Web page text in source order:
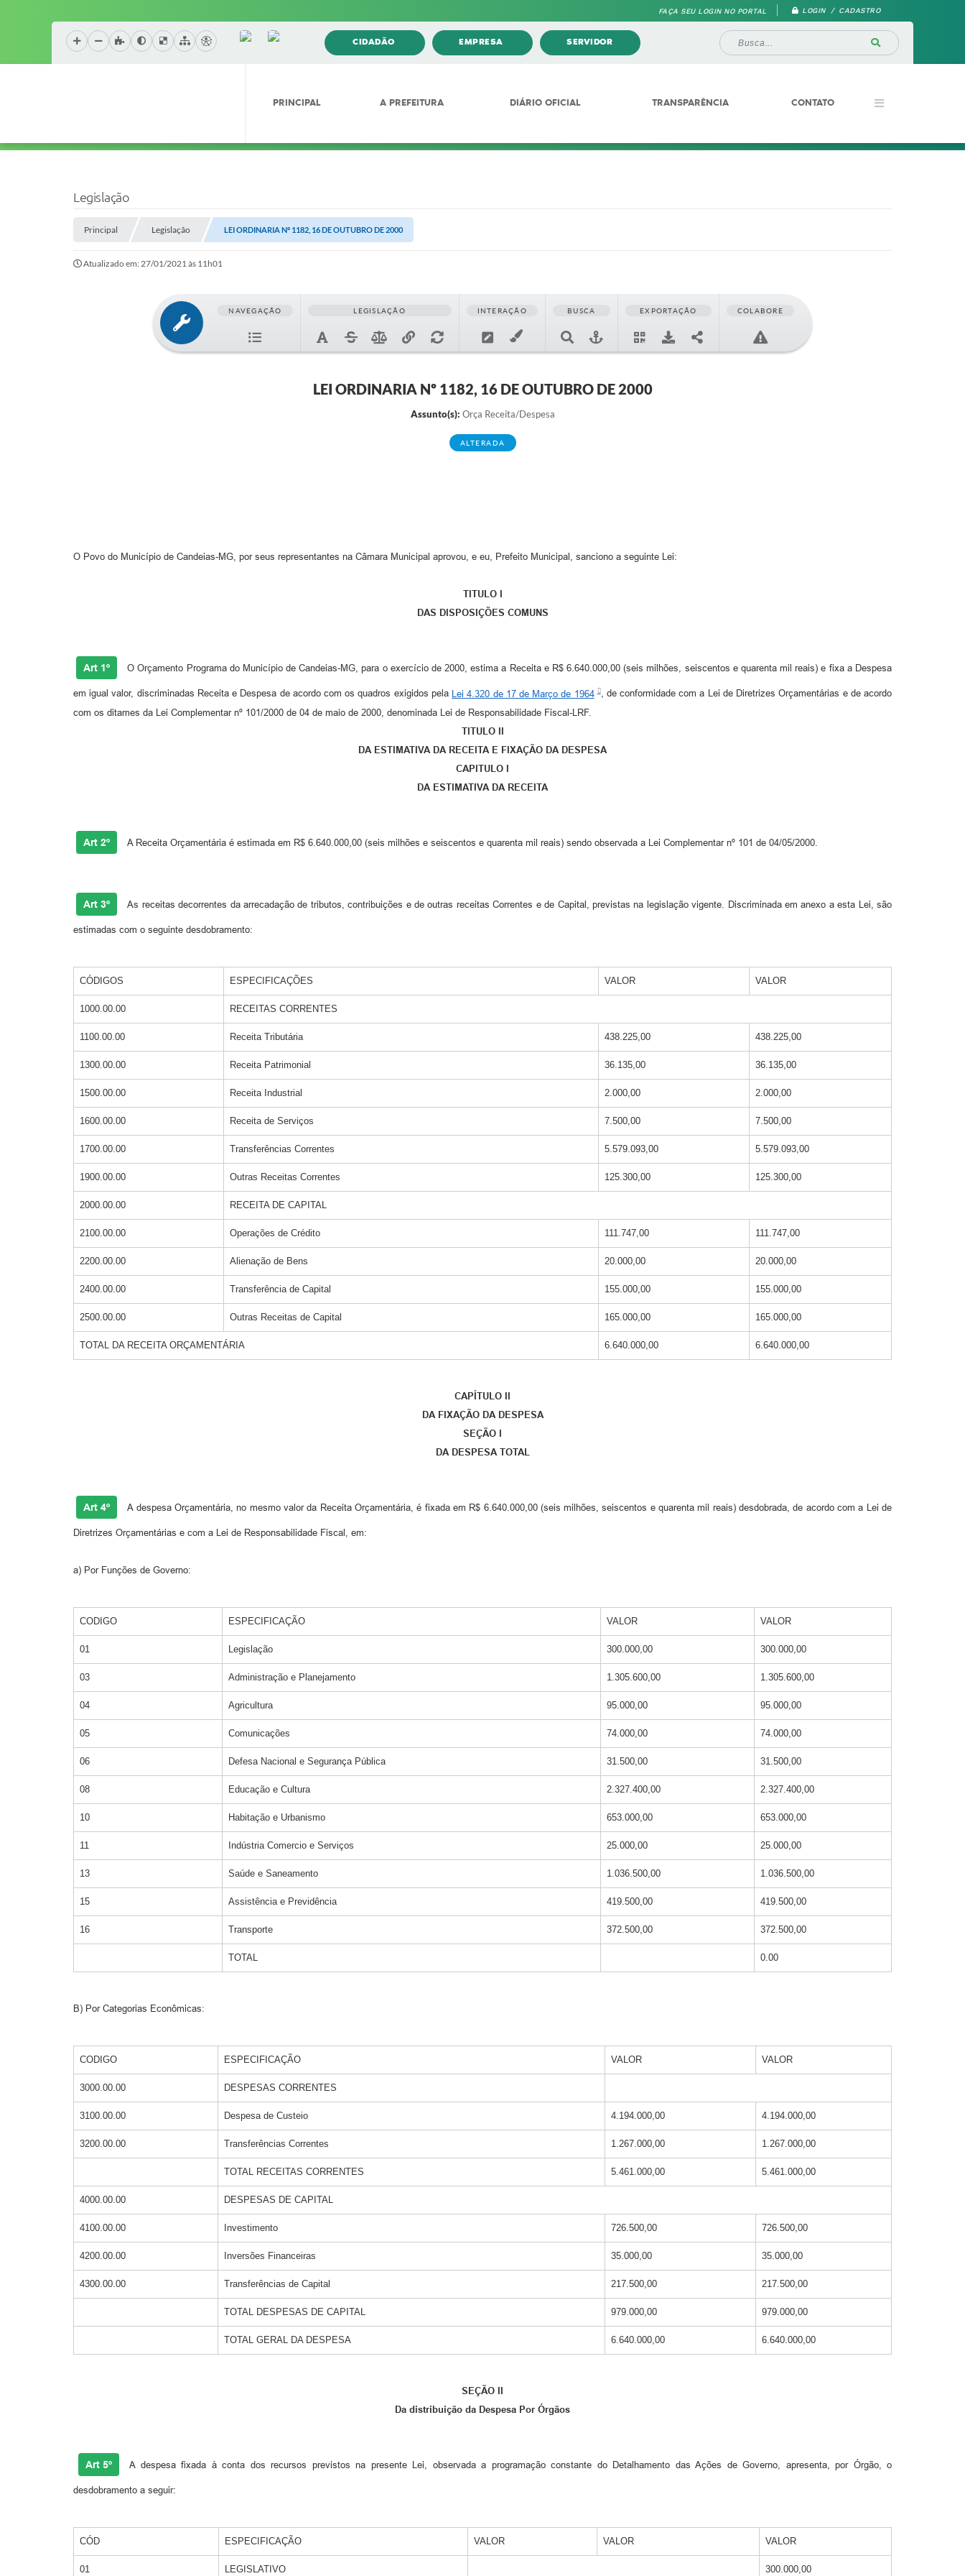
FAÇA SEU LOGIN NO PORTAL LOGIN / CADASTRO
CIDADÃO EMPRESA SERVIDOR
PRINCIPAL A PREFEITURA DIÁRIO OFICIAL TRANSPARÊNCIA CONTATO
Legislação
Principal Legislação LEI ORDINARIA Nº 1182, 16 DE OUTUBRO DE 2000
Atualizado em: 27/01/2021 às 11h01
NAVEGAÇÃO LEGISLAÇÃO INTERAÇÃO BUSCA EXPORTAÇÃO COLABORE
LEI ORDINARIA Nº 1182, 16 DE OUTUBRO DE 2000
Assunto(s): Orça Receita/Despesa
ALTERADA
O Povo do Município de Candeias-MG, por seus representantes na Câmara Municipal aprovou, e eu, Prefeito Municipal, sanciono a seguinte Lei:
TITULO I
DAS DISPOSIÇÕES COMUNS
Art 1º O Orçamento Programa do Município de Candeias-MG, para o exercício de 2000, estima a Receita e R$ 6.640.000,00 (seis milhões, seiscentos e quarenta mil reais) e fixa a Despesa
em igual valor, discriminadas Receita e Despesa de acordo com os quadros exigidos pela Lei 4.320 de 17 de Março de 1964 , de conformidade com a Lei de Diretrizes Orçamentárias e de acordo
com os ditames da Lei Complementar nº 101/2000 de 04 de maio de 2000, denominada Lei de Responsabilidade Fiscal-LRF.
TITULO II
DA ESTIMATIVA DA RECEITA E FIXAÇÃO DA DESPESA
CAPITULO I
DA ESTIMATIVA DA RECEITA
Art 2º A Receita Orçamentária é estimada em R$ 6.640.000,00 (seis milhões e seiscentos e quarenta mil reais) sendo observada a Lei Complementar nº 101 de 04/05/2000.
Art 3º As receitas decorrentes da arrecadação de tributos, contribuições e de outras receitas Correntes e de Capital, previstas na legislação vigente. Discriminada em anexo a esta Lei, são
estimadas com o seguinte desdobramento:
CÓDIGOS ESPECIFICAÇÕES VALOR VALOR
1000.00.00 RECEITAS CORRENTES
1100.00.00 Receita Tributária 438.225,00 438.225,00
1300.00.00 Receita Patrimonial 36.135,00 36.135,00
1500.00.00 Receita Industrial 2.000,00 2.000,00
1600.00.00 Receita de Serviços 7.500,00 7.500,00
1700.00.00 Transferências Correntes 5.579.093,00 5.579.093,00
1900.00.00 Outras Receitas Correntes 125.300,00 125.300,00
2000.00.00 RECEITA DE CAPITAL
2100.00.00 Operações de Crédito 111.747,00 111.747,00
2200.00.00 Alienação de Bens 20.000,00 20.000,00
2400.00.00 Transferência de Capital 155.000,00 155.000,00
2500.00.00 Outras Receitas de Capital 165.000,00 165.000,00
TOTAL DA RECEITA ORÇAMENTÁRIA 6.640.000,00 6.640.000,00
CAPÍTULO II
DA FIXAÇÃO DA DESPESA
SEÇÃO I
DA DESPESA TOTAL
Art 4º A despesa Orçamentária, no mesmo valor da Receita Orçamentária, é fixada em R$ 6.640.000,00 (seis milhões, seiscentos e quarenta mil reais) desdobrada, de acordo com a Lei de
Diretrizes Orçamentárias e com a Lei de Responsabilidade Fiscal, em:
a) Por Funções de Governo:
CODIGO ESPECIFICAÇÃO VALOR VALOR
01 Legislação 300.000,00 300.000,00
03 Administração e Planejamento 1.305.600,00 1.305.600,00
04 Agricultura 95.000,00 95.000,00
05 Comunicações 74.000,00 74.000,00
06 Defesa Nacional e Segurança Pública 31.500,00 31.500,00
08 Educação e Cultura 2.327.400,00 2.327.400,00
10 Habitação e Urbanismo 653.000,00 653.000,00
11 Indústria Comercio e Serviços 25.000,00 25.000,00
13 Saúde e Saneamento 1.036.500,00 1.036.500,00
15 Assistência e Previdência 419.500,00 419.500,00
16 Transporte 372.500,00 372.500,00
TOTAL 0.00
B) Por Categorias Econômicas:
CODIGO ESPECIFICAÇÃO VALOR VALOR
3000.00.00 DESPESAS CORRENTES
3100.00.00 Despesa de Custeio 4.194.000,00 4.194.000,00
3200.00.00 Transferências Correntes 1.267.000,00 1.267.000,00
TOTAL RECEITAS CORRENTES 5.461.000,00 5.461.000,00
4000.00.00 DESPESAS DE CAPITAL
4100.00.00 Investimento 726.500,00 726.500,00
4200.00.00 Inversões Financeiras 35.000,00 35.000,00
4300.00.00 Transferências de Capital 217.500,00 217.500,00
TOTAL DESPESAS DE CAPITAL 979.000,00 979.000,00
TOTAL GERAL DA DESPESA 6.640.000,00 6.640.000,00
SEÇÃO II
Da distribuição da Despesa Por Órgãos
Art 5º A despesa fixada à conta dos recursos previstos na presente Lei, observada a programação constante do Detalhamento das Ações de Governo, apresenta, por Órgão, o
desdobramento a seguir:
CÓD ESPECIFICAÇÃO VALOR VALOR VALOR
01 LEGISLATIVO 300.000,00